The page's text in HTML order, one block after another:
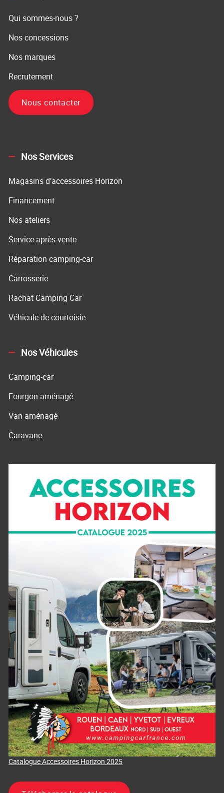
Qui sommes-nous ?
Nos concessions
Nos marques
Recrutement
Nous contacter
Nos Services
Magasins d’accessoires Horizon
Financement
Nos ateliers
Service après-vente
Réparation camping-car
Carrosserie
Rachat Camping Car
Véhicule de courtoisie
Nos Véhicules
Camping-car
Fourgon aménagé
Van aménagé
Caravane
Catalogue Accessoires Horizon 2025